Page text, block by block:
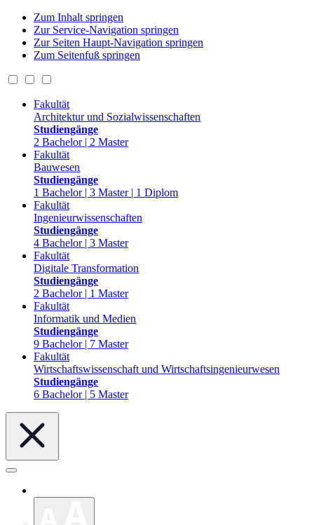
Zum Inhalt springen
Zur Service-Navigation springen
Zur Seiten Haupt-Navigation springen
Zum Seitenfuß springen
Fakultät
Architektur und Sozialwissenschaften
Studiengänge
2 Bachelor | 2 Master
Fakultät
Bauwesen
Studiengänge
1 Bachelor | 3 Master | 1 Diplom
Fakultät
Ingenieurwissenschaften
Studiengänge
4 Bachelor | 3 Master
Fakultät
Digitale Transformation
Studiengänge
2 Bachelor | 1 Master
Fakultät
Informatik und Medien
Studiengänge
9 Bachelor | 7 Master
Fakultät
Wirtschaftswissenschaft und Wirtschaftsingenieurwesen
Studiengänge
6 Bachelor | 5 Master